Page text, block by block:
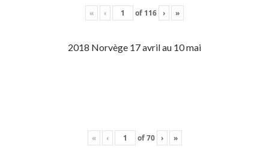
« ‹ of 116 › »
2018 Norvège 17 avril au 10 mai
« ‹ of70 › »